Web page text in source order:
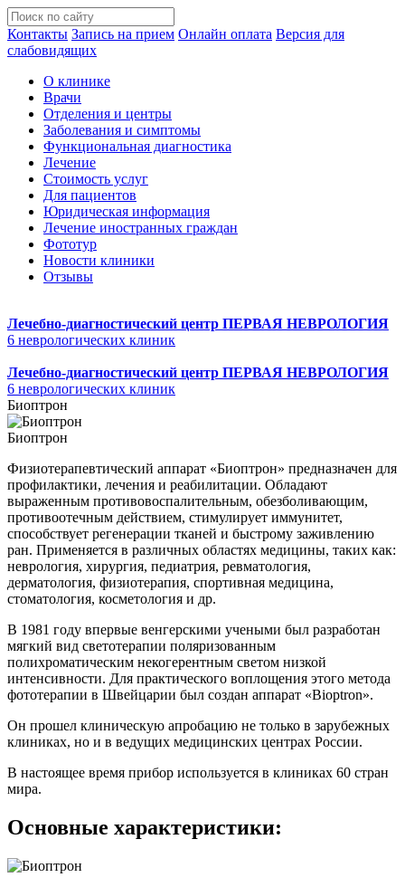
Контакты Запись на прием Онлайн оплата Версия для
слабовидящих
О клинике
Врачи
Отделения и центры
Заболевания и симптомы
Функциональная диагностика
Лечение
Стоимость услуг
Для пациентов
Юридическая информация
Лечение иностранных граждан
Фототур
Новости клиники
Отзывы
Лечебно-диагностический центр ПЕРВАЯ НЕВРОЛОГИЯ
6 неврологических клиник
Лечебно-диагностический центр ПЕРВАЯ НЕВРОЛОГИЯ
6 неврологических клиник
Биоптрон
Биоптрон
Физиотерапевтический аппарат «Биоптрон» предназначен для
профилактики, лечения и реабилитации. Обладают
выраженным противовоспалительным, обезболивающим,
противоотечным действием, стимулирует иммунитет,
способствует регенерации тканей и быстрому заживлению
ран. Применяется в различных областях медицины, таких как:
неврология, хирургия, педиатрия, ревматология,
дерматология, физиотерапия, спортивная медицина,
стоматология, косметология и др.
В 1981 году впервые венгерскими учеными был разработан
мягкий вид светотерапии поляризованным
полихроматическим некогерентным светом низкой
интенсивности. Для практического воплощения этого метода
фототерапии в Швейцарии был создан аппарат «Bioptron».
Он прошел клиническую апробацию не только в зарубежных
клиниках, но и в ведущих медицинских центрах России.
В настоящее время прибор используется в клиниках 60 стран
мира.
Основные характеристики: